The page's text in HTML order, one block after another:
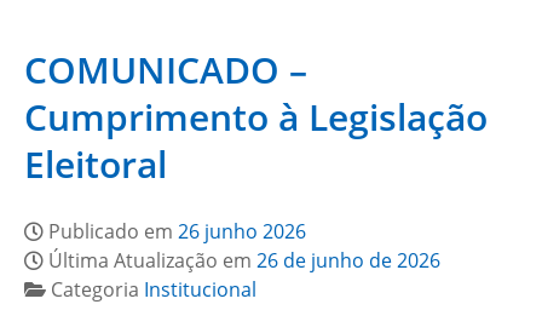
COMUNICADO –
Cumprimento à Legislação
Eleitoral
Publicado em 26 junho 2026
Última Atualização em 26 de junho de 2026
Categoria Institucional